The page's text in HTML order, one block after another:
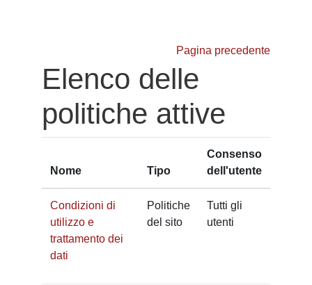
Pagina precedente
Elenco delle
politiche attive
Nome Tipo
Consenso
dell'utente
Condizioni di
utilizzo e
trattamento dei
dati
Politiche
del sito
Tutti gli
utenti